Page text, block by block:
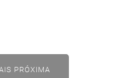
PRÓXIMA